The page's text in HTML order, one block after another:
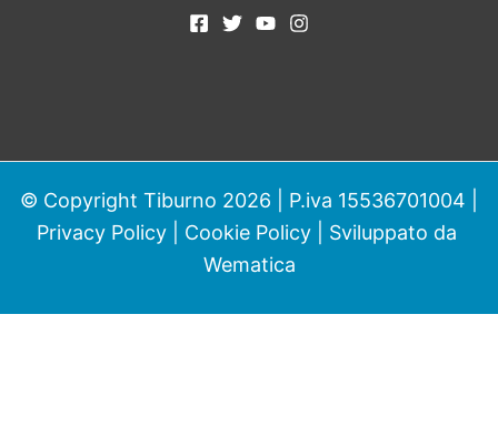
© Copyright Tiburno 2026 | P.iva 15536701004 |
Privacy Policy| Cookie Policy| Sviluppato da
Wematica